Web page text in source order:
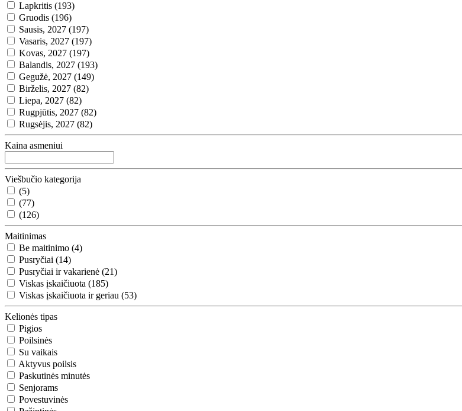
Lapkritis (193)
Gruodis (196)
Sausis, 2027 (197)
Vasaris, 2027 (197)
Kovas, 2027 (197)
Balandis, 2027 (193)
Gegužė, 2027 (149)
Birželis, 2027 (82)
Liepa, 2027 (82)
Rugpjūtis, 2027 (82)
Rugsėjis, 2027 (82)
Kaina asmeniui
Viešbučio kategorija
(5)
(77)
(126)
Maitinimas
Be maitinimo (4)
Pusryčiai (14)
Pusryčiai ir vakarienė (21)
Viskas įskaičiuota (185)
Viskas įskaičiuota ir geriau (53)
Kelionės tipas
Pigios
Poilsinės
Su vaikais
Aktyvus poilsis
Paskutinės minutės
Senjorams
Povestuvinės